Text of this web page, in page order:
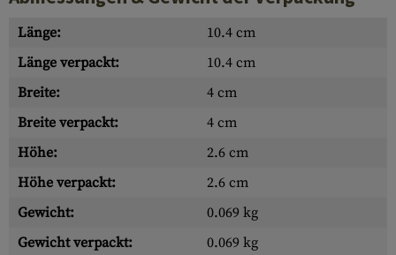
Länge:
10.4 cm
Länge verpackt:
10.4 cm
Breite:
4 cm
Breite verpackt:
4 cm
Höhe:
2.6 cm
Höhe verpackt:
2.6 cm
Gewicht:
0.069 kg
Gewicht verpackt:
0.069 kg